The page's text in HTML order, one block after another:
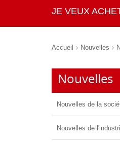
JE VEUX
Accueil Nouvelles
Nouvelles
Nouvelles de la
Nouvelles de